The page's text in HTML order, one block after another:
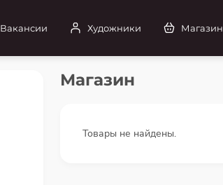
Вакансии Художники Магазин
Магазин
Товары не найдены.